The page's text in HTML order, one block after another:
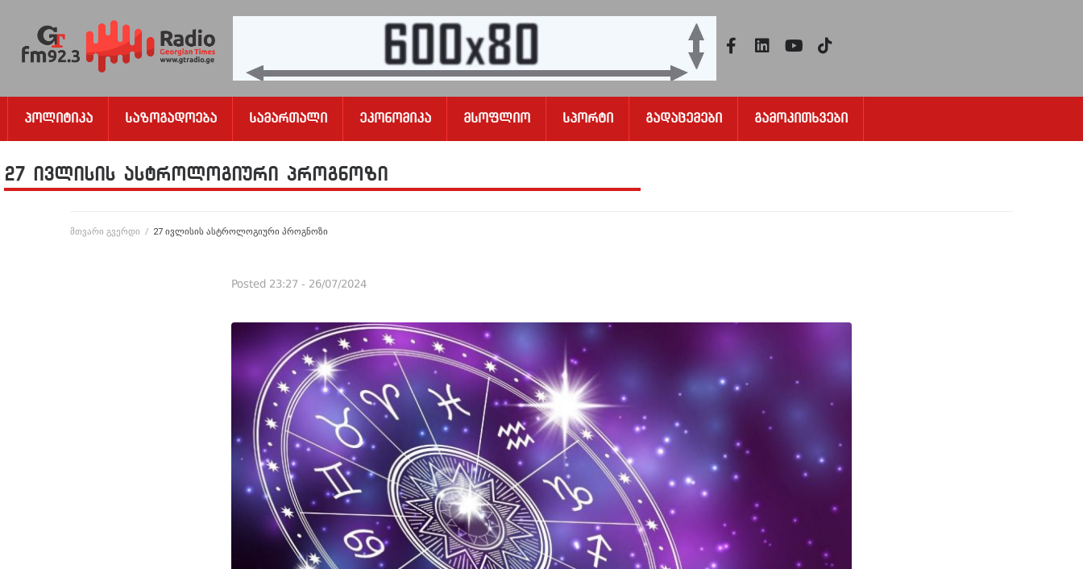
Პოლიტიკა Საზოგადოება Სამართალი Ეკონომიკა Მსოფლიო Სპორტი Გადაცემები Გამოკითხვები
27 ივლისის ასტროლოგიური პროგნოზი
მთვარი გვერდი / 27 ივლისის ასტროლოგიური პროგნოზი
Posted 23:27 - 26/07/2024